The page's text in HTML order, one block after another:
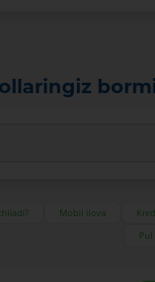
Mobil ilova
Pul